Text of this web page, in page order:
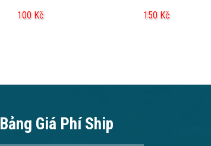
100 Kč 150 Kč
Bảng Giá Phí Ship